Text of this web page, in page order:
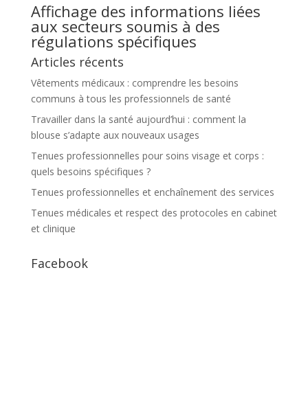
Affichage des informations liées
aux secteurs soumis à des
régulations spécifiques
Articles récents
Vêtements médicaux : comprendre les besoins
communs à tous les professionnels de santé
Travailler dans la santé aujourd’hui : comment la
blouse s’adapte aux nouveaux usages
Tenues professionnelles pour soins visage et corps :
quels besoins spécifiques ?
Tenues professionnelles et enchaînement des services
Tenues médicales et respect des protocoles en cabinet
et clinique
Facebook